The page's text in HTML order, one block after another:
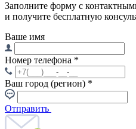
Заполните форму с
и получите бесплатную
Ваше имя
Номер телефона *
Ваш город (регион) *
Отправить